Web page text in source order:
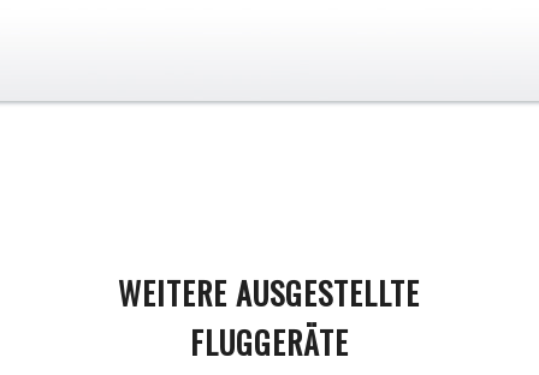
WEITERE AUSGESTELLTE
FLUGGERÄTE